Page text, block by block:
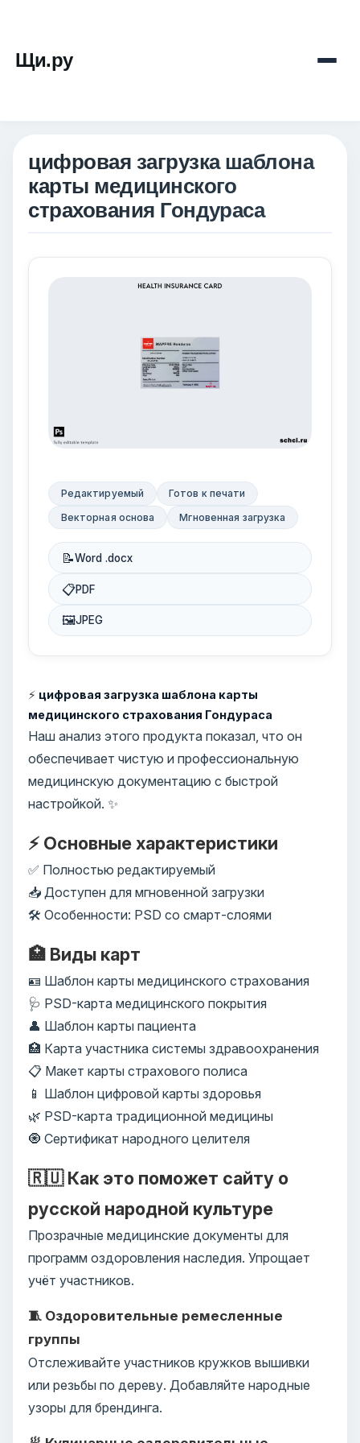
Щи.ру
цифровая загрузка шаблона
карты медицинского
страхования Гондураса
Редактируемый
Готов к печати
Векторная основа
Мгновенная загрузка
📝Word .docx
📋PDF
🖼JPEG
⚡ цифровая загрузка шаблона карты
медицинского страхования Гондураса
Наш анализ этого продукта показал, что он
обеспечивает чистую и профессиональную
медицинскую документацию с быстрой
настройкой. ✨
⚡ Основные характеристики
✅ Полностью редактируемый
📥 Доступен для мгновенной загрузки
🛠️ Особенности: PSD со смарт-слоями
🏥 Виды карт
🪪 Шаблон карты медицинского страхования
🩺 PSD-карта медицинского покрытия
👤 Шаблон карты пациента
🏥 Карта участника системы здравоохранения
📋 Макет карты страхового полиса
📱 Шаблон цифровой карты здоровья
🌿 PSD-карта традиционной медицины
🧿 Сертификат народного целителя
🇷🇺 Как это поможет сайту о
русской народной культуре
Прозрачные медицинские документы для
программ оздоровления наследия. Упрощает
учёт участников.
🧵 Оздоровительные ремесленные
группы
Отслеживайте участников кружков вышивки
или резьбы по дереву. Добавляйте народные
узоры для брендинга.